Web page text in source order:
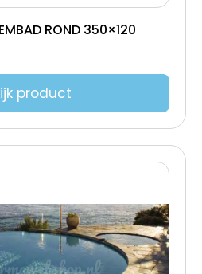
ROND 350×120
product